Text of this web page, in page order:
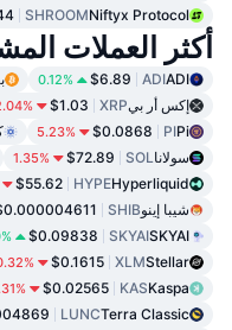
Niftyx Protocol
SHROOM
أكثر العملات
ADI
ADI
$6.89
0.12%
إكس أر بيXRP
$1.03
Pi
PI
$0.0868
5.23%
سولاناSOL
$72.89
1.35%
Hyperliquid
HYPE
$55.62
شيبا إينوSHIB
SKYAI
SKYAI
$0.09838
Stellar
XLM
$0.1615
Kaspa
KAS
$0.02565
Terra Classic
LUNC